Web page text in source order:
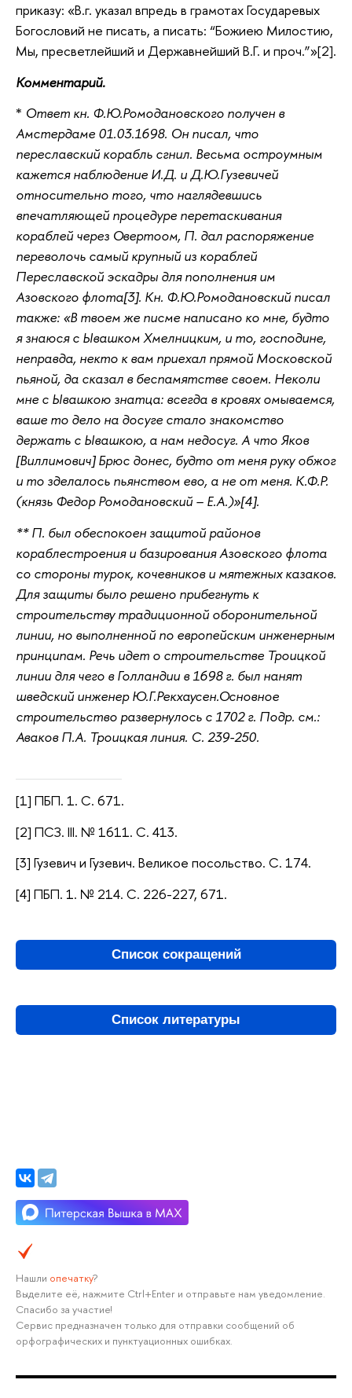
приказу: «В.г. указал впредь в грамотах Государевых
Богословий не писать, а писать: “Божиею Милостию,
Мы, пресветлейший и Державнейший В.Г. и проч.”»[2].
Комментарий.
* Ответ кн. Ф.Ю.Ромодановского получен в
Амстердаме 01.03.1698. Он писал, что
переславский корабль сгнил. Весьма остроумным
кажется наблюдение И.Д. и Д.Ю.Гузевичей
относительно того, что наглядевшись
впечатляющей процедуре перетаскивания
кораблей через Овертоом, П. дал распоряжение
переволочь самый крупный из кораблей
Переславской эскадры для пополнения им
Азовского флота[3]. Кн. Ф.Ю.Ромодановский писал
также: «В твоем же писме написано ко мне, будто
я знаюся с Ывашком Хмелницким, и то, господине,
неправда, некто к вам приехал прямой Московской
пьяной, да сказал в беспамятстве своем. Неколи
мне с Ывашкою знатца: всегда в кровях омываемся,
ваше то дело на досуге стало знакомство
держать с Ывашкою, а нам недосуг. А что Яков
[Виллимович] Брюс донес, будто от меня руку обжог
и то зделалось пьянством ево, а не от меня. К.Ф.Р.
(князь Федор Ромодановский – Е.А.)»[4].
** П. был обеспокоен защитой районов
кораблестроения и базирования Азовского флота
со стороны турок, кочевников и мятежных казаков.
Для защиты было решено прибегнуть к
строительству традиционной оборонительной
линии, но выполненной по европейским инженерным
принципам. Речь идет о строительстве Троицкой
линии для чего в Голландии в 1698 г. был нанят
шведский инженер Ю.Г.Рекхаусен.Основное
строительство развернулось с 1702 г. Подр. см.:
Аваков П.А. Троицкая линия. С. 239-250.
[1] ПБП. 1. С. 671.
[2] ПСЗ. III. № 1611. С. 413.
[3] Гузевич и Гузевич. Великое посольство. С. 174.
[4] ПБП. 1. № 214. С. 226-227, 671.
Список сокращений
Список литературы
Нашли опечатку?
Выделите её, нажмите Ctrl+Enter и отправьте нам уведомление.
Спасибо за участие!
Сервис предназначен только для отправки сообщений об
орфографических и пунктуационных ошибках.